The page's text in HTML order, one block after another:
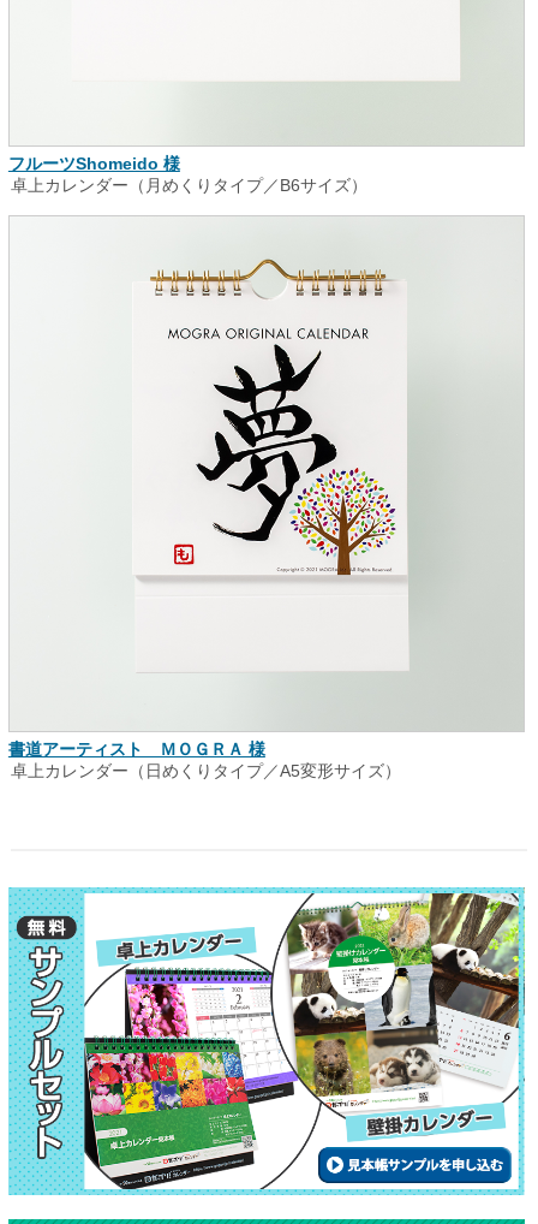
フルーツShomeido 様
卓上カレンダー（月めくりタイプ／B6サイズ）
書道アーティスト ＭＯＧＲＡ 様
卓上カレンダー（日めくりタイプ／A5変形サイズ）